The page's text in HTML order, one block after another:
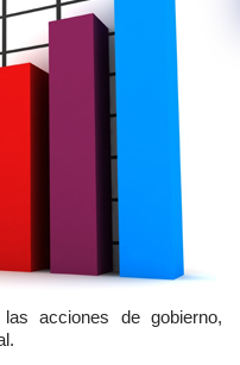
acciones​ de gobierno,